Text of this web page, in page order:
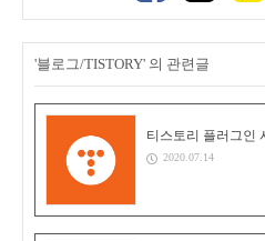
'블로그/TISTORY' 의 관련글
티스토리 플러그인
2020.07.14